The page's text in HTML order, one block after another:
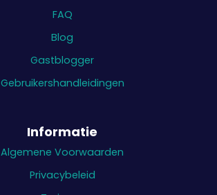
FAQ
Blog
Gastblogger
Gebruikershandleidingen
Informatie
Algemene Voorwaarden
Privacybeleid